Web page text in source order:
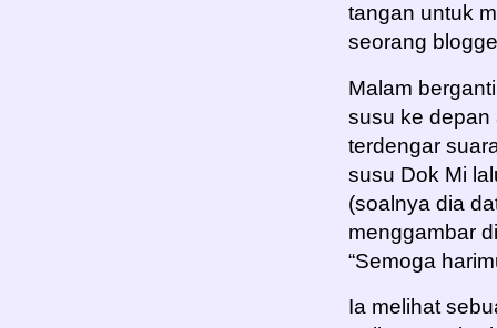
tangan untuk
seorang
Malam
susu ke depan
terdengar
susu Dok Mi
(soalnya dia
menggambar
“Semoga
Ia melihat